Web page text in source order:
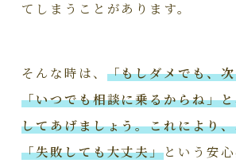
てしまうことがあります。
そんな時は、 「もしダメでも、
「いつでも相談に乗るからね」
してあげましょう。これにより
「失敗しても大丈夫」という安